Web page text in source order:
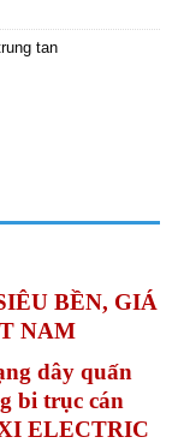
tan
BỀN, GIÁ
NAM
dây quấn
bi trục cán
ELECTRIC